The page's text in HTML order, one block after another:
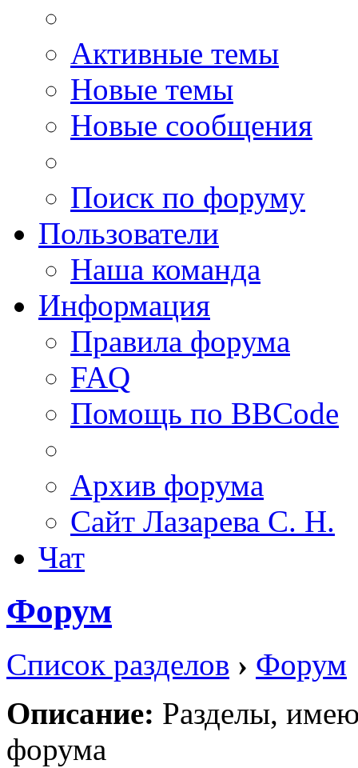
Активные темы
Новые темы
Новые сообщения
Поиск по форуму
Пользователи
Наша команда
Информация
Правила форума
FAQ
Помощь по BBCode
Архив форума
Сайт Лазарева С. Н.
Чат
Форум
Список разделов › Форум
Описание: Разделы,
форума